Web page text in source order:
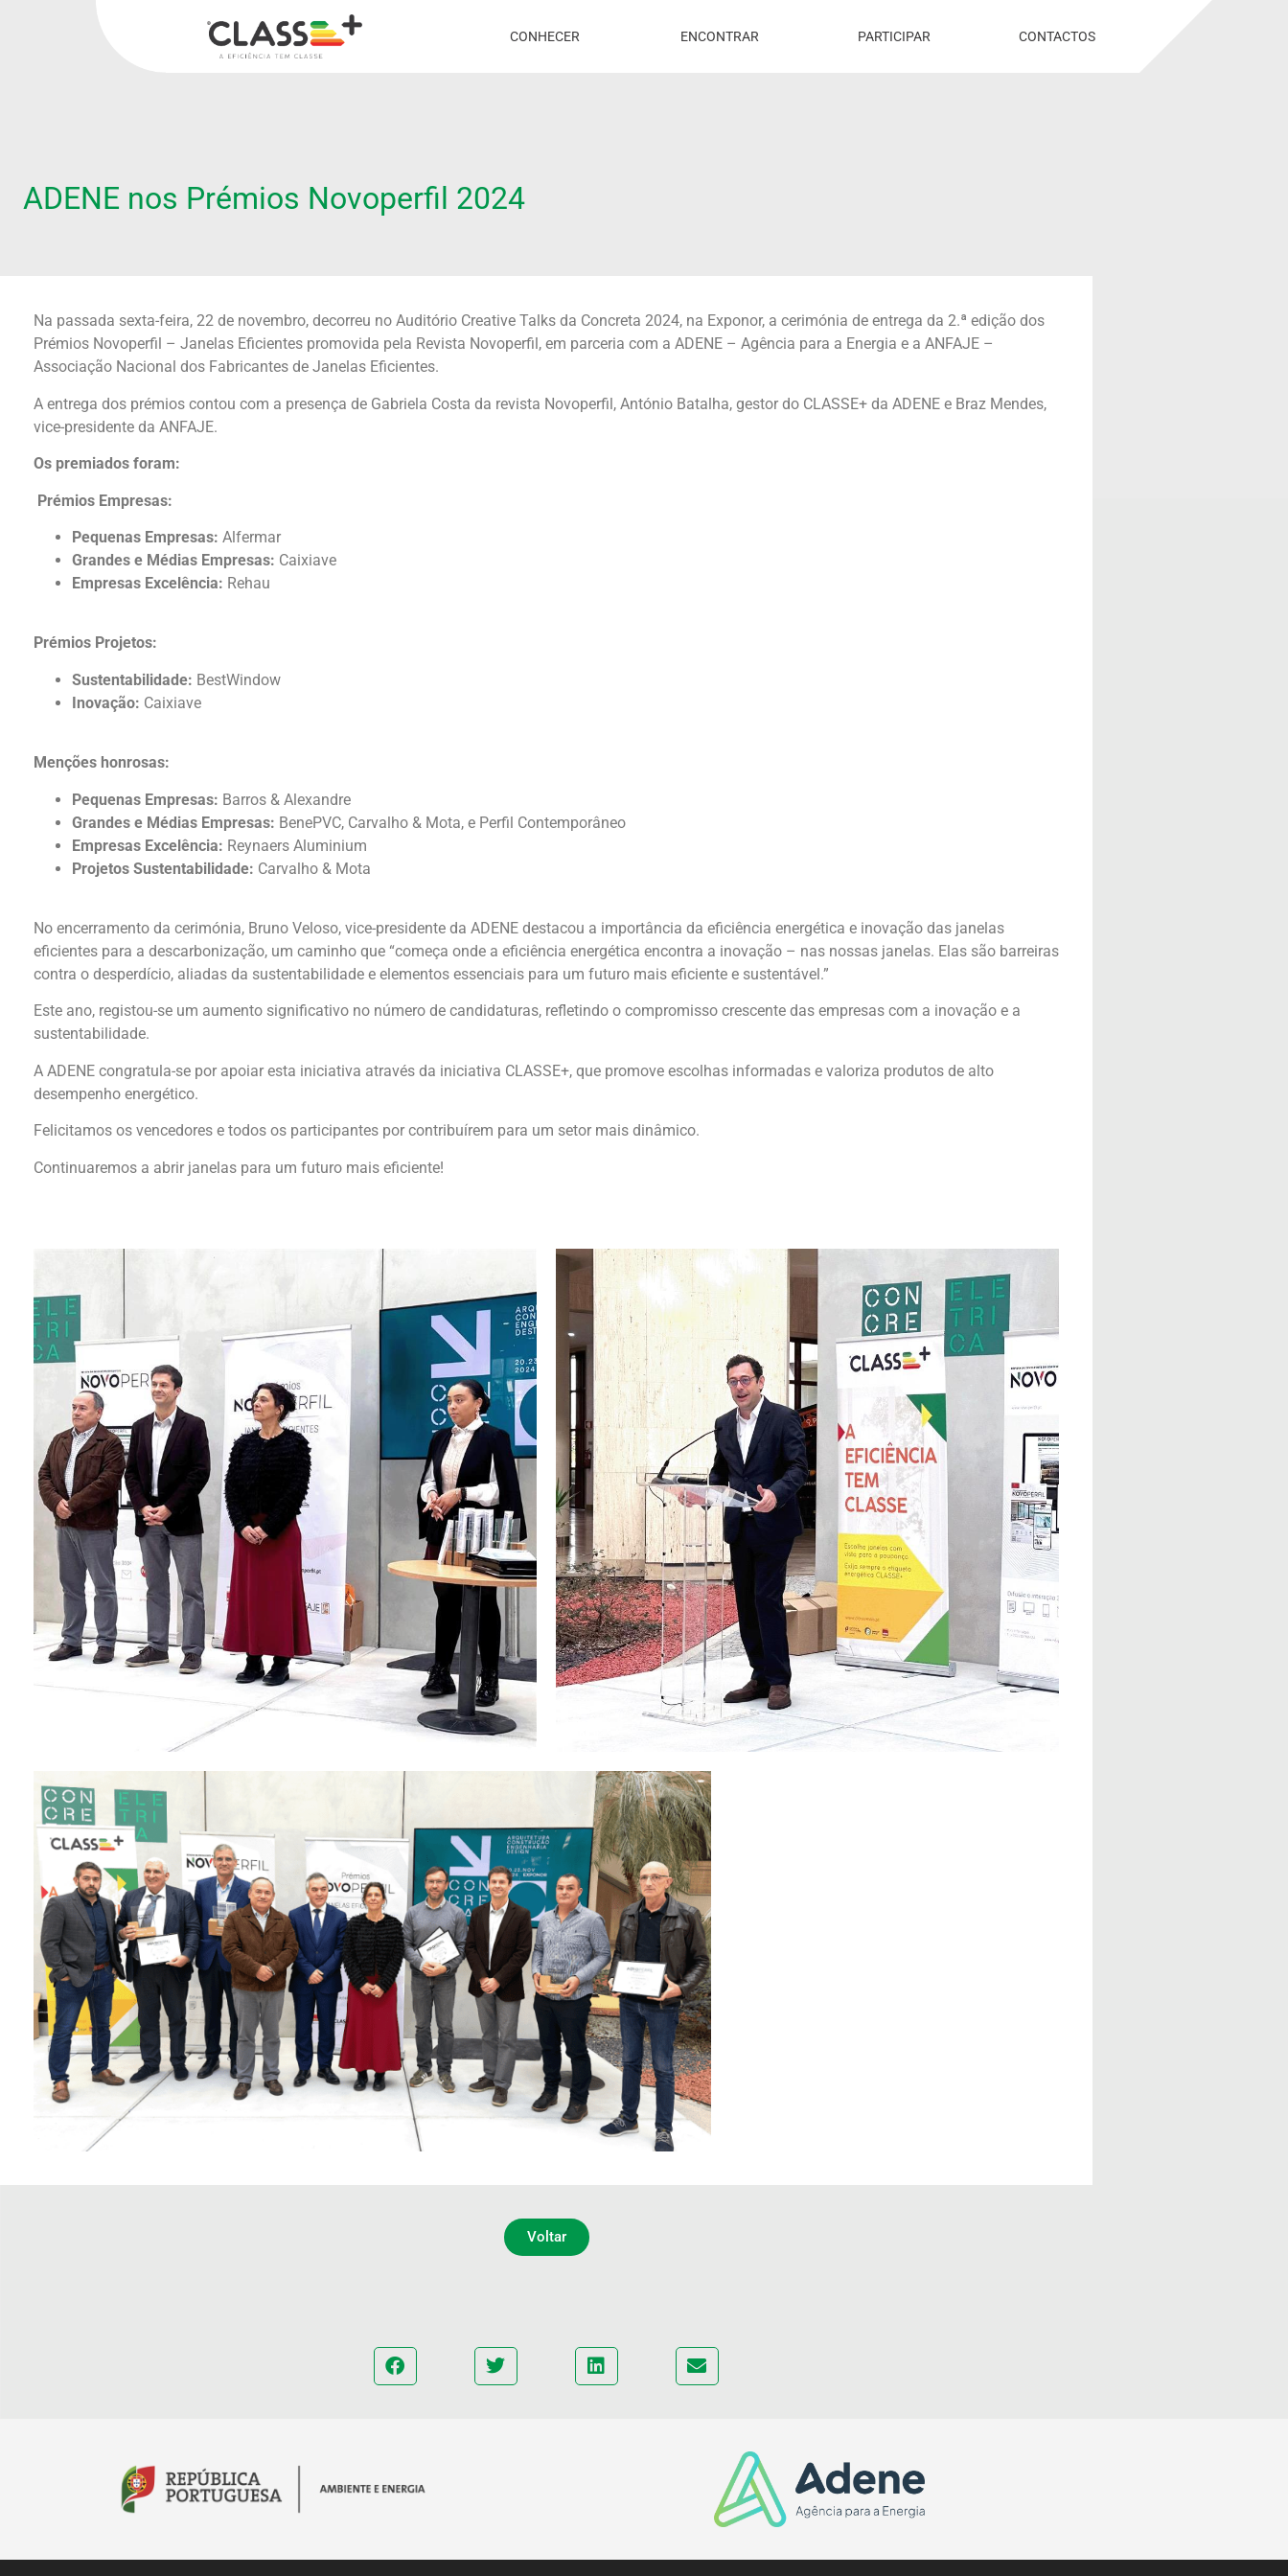
CONHECER ENCONTRAR PARTICIPAR CONTACTOS
ADENE nos Prémios Novoperfil 2024
Na passada sexta-feira, 22 de novembro, decorreu no Auditório Creative Talks da Concreta 2024, na Exponor, a cerimónia de entrega da 2.ª edição dos
Prémios Novoperfil – Janelas Eficientes promovida pela Revista Novoperfil, em parceria com a ADENE – Agência para a Energia e a ANFAJE –
Associação Nacional dos Fabricantes de Janelas Eficientes.
A entrega dos prémios contou com a presença de Gabriela Costa da revista Novoperfil, António Batalha, gestor do CLASSE+ da ADENE e Braz Mendes,
vice-presidente da ANFAJE.
Os premiados foram:
Prémios Empresas:
Pequenas Empresas: Alfermar
Grandes e Médias Empresas: Caixiave
Empresas Excelência: Rehau
Prémios Projetos:
Sustentabilidade: BestWindow
Inovação: Caixiave
Menções honrosas:
Pequenas Empresas: Barros & Alexandre
Grandes e Médias Empresas: BenePVC, Carvalho & Mota, e Perfil Contemporâneo
Empresas Excelência: Reynaers Aluminium
Projetos Sustentabilidade: Carvalho & Mota
No encerramento da cerimónia, Bruno Veloso, vice-presidente da ADENE destacou a importância da eficiência energética e inovação das janelas
eficientes para a descarbonização, um caminho que “começa onde a eficiência energética encontra a inovação – nas nossas janelas. Elas são barreiras
contra o desperdício, aliadas da sustentabilidade e elementos essenciais para um futuro mais eficiente e sustentável.”
Este ano, registou-se um aumento significativo no número de candidaturas, refletindo o compromisso crescente das empresas com a inovação e a
sustentabilidade.
A ADENE congratula-se por apoiar esta iniciativa através da iniciativa CLASSE+, que promove escolhas informadas e valoriza produtos de alto
desempenho energético.
Felicitamos os vencedores e todos os participantes por contribuírem para um setor mais dinâmico.
Continuaremos a abrir janelas para um futuro mais eficiente!
Voltar